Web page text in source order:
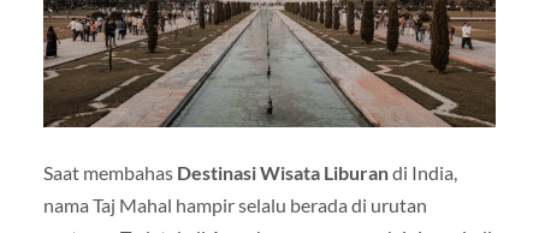
Saat membahas Destinasi Wisata Liburandi India,
nama Taj Mahal hampir selalu berada di urutan